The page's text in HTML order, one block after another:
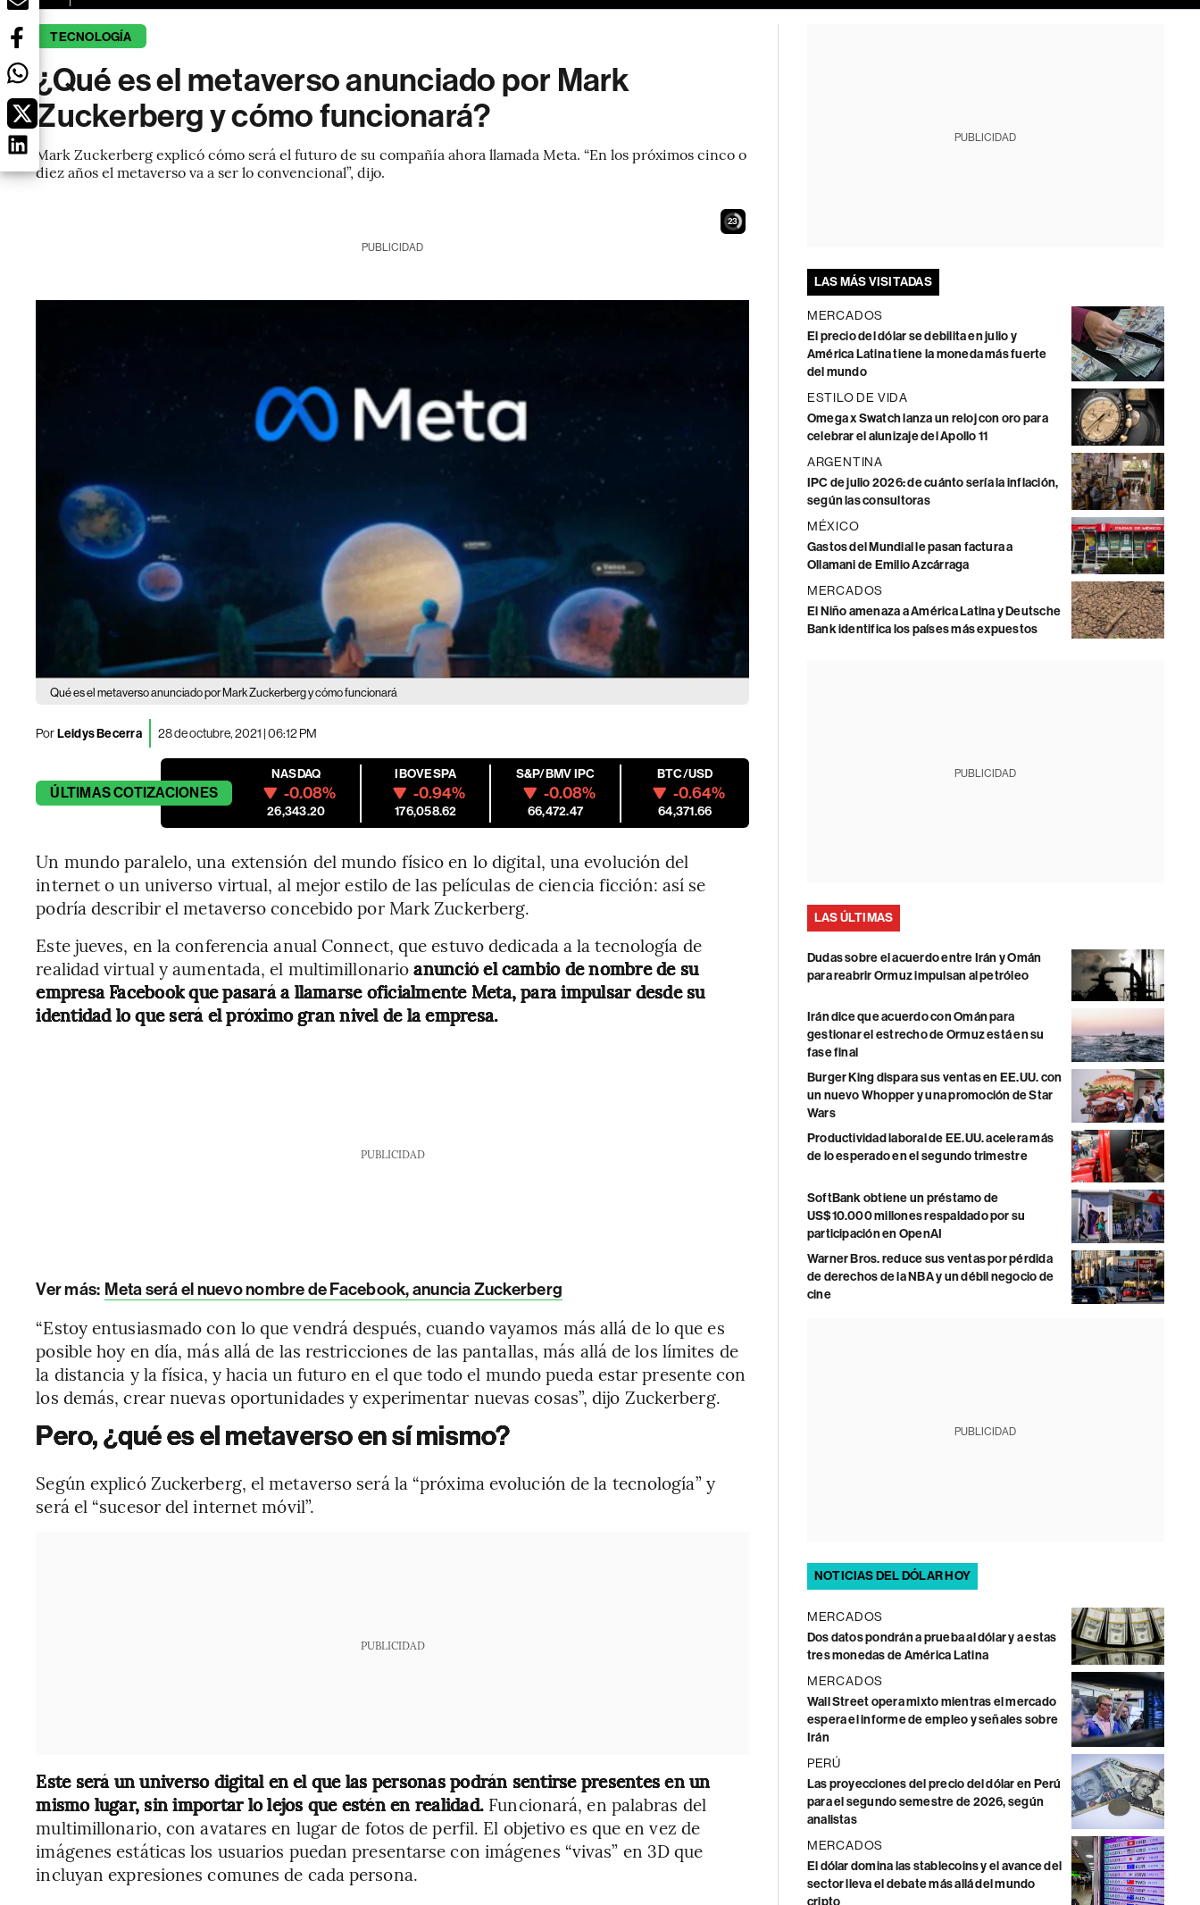
TECNOLOGÍA
¿Qué es el metaverso anunciado por Mark
Zuckerberg y cómo funcionará?
Mark Zuckerberg explicó cómo será el futuro de su compañía ahora llamada Meta. “En los próximos cinco o
diez años el metaverso va a ser lo convencional”, dijo.
21
PUBLICIDAD
Qué es el metaverso anunciado por Mark Zuckerberg y cómo funcionará
PorLeidys Becerra 28 de octubre, 2021 | 06:12 PM
ÚLTIMASCOTIZACIONES
NASDAQ
-0.08%
26,343.20
IBOVESPA
-0.94%
176,058.62
S&P/BMV IPC
-0.08%
66,472.47
BTC/USD
-0.64%
64,371.66
Un mundo paralelo, una extensión del mundo físico en lo digital, una evolución del
internet o un universo virtual, al mejor estilo de las películas de ciencia ficción: así se
podría describir el metaverso concebido por Mark Zuckerberg.
Este jueves, en la conferencia anual Connect, que estuvo dedicada a la tecnología de
realidad virtual y aumentada, el multimillonarioanunció el cambio de nombre de su
empresa Facebook que pasará a llamarse oficialmente Meta, para impulsar desde su
identidad lo que será el próximo gran nivel de la empresa.
PUBLICIDAD
Ver más: Meta será el nuevo nombre de Facebook, anuncia Zuckerberg
“Estoy entusiasmado con lo que vendrá después, cuando vayamos más allá de lo que es
posible hoy en día, más allá de las restricciones de las pantallas, más allá de los límites de
la distancia y la física, y hacia un futuro en el que todo el mundo pueda estar presente con
los demás, crear nuevas oportunidades y experimentar nuevas cosas”, dijo Zuckerberg.
Pero, ¿qué es el metaverso en sí mismo?
Según explicó Zuckerberg, el metaverso será la “próxima evolución de la tecnología” y
será el “sucesor del internet móvil”.
PUBLICIDAD
Este será un universo digital en el que las personas podrán sentirse presentes en un
mismo lugar, sin importar lo lejos que estén en realidad. Funcionará, en palabras del
multimillonario, con avatares en lugar de fotos de perfil. El objetivo es que en vez de
imágenes estáticas los usuarios puedan presentarse con imágenes “vivas” en 3D que
incluyan expresiones comunes de cada persona.
PUBLICIDAD
LAS MÁS VISITADAS
MERCADOS
El precio del dólar se debilita en julio y
América Latina tiene la moneda más fuerte
del mundo
ESTILO DE VIDA
Omega x Swatch lanza un reloj con oro para
celebrar el alunizaje del Apollo 11
ARGENTINA
IPC de julio 2026: de cuánto sería la inflación,
según las consultoras
MÉXICO
Gastos del Mundial le pasan factura a
Ollamani de Emilio Azcárraga
MERCADOS
El Niño amenaza a América Latina y Deutsche
Bank identifica los países más expuestos
PUBLICIDAD
LAS ÚLTIMAS
Dudas sobre el acuerdo entre Irán y Omán
para reabrir Ormuz impulsan al petróleo
Irán dice que acuerdo con Omán para
gestionar el estrecho de Ormuz está en su
fase final
Burger King dispara sus ventas en EE.UU. con
un nuevo Whopper y una promoción de Star
Wars
Productividad laboral de EE.UU. acelera más
de lo esperado en el segundo trimestre
SoftBank obtiene un préstamo de
US$10.000 millones respaldado por su
participación en OpenAI
Warner Bros. reduce sus ventas por pérdida
de derechos de la NBA y un débil negocio de
cine
PUBLICIDAD
NOTICIAS DEL DÓLAR HOY
MERCADOS
Dos datos pondrán a prueba al dólar y a estas
tres monedas de América Latina
MERCADOS
Wall Street opera mixto mientras el mercado
espera el informe de empleo y señales sobre
Irán
PERÚ
Las proyecciones del precio del dólar en Perú
para el segundo semestre de 2026, según
analistas
MERCADOS
El dólar domina las stablecoins y el avance del
sector lleva el debate más allá del mundo
cripto